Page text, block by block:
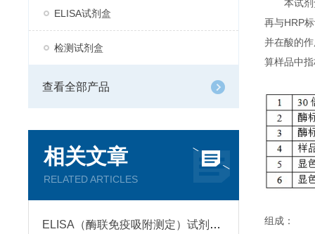
ELISA试剂盒
检测试剂盒
查看全部产品
相关文章
RELATED ARTICLES
ELISA（酶联免疫吸附测定）试剂盒原理类型检测方法
本试
再与HRP
并在酸的
算样品中
组成：